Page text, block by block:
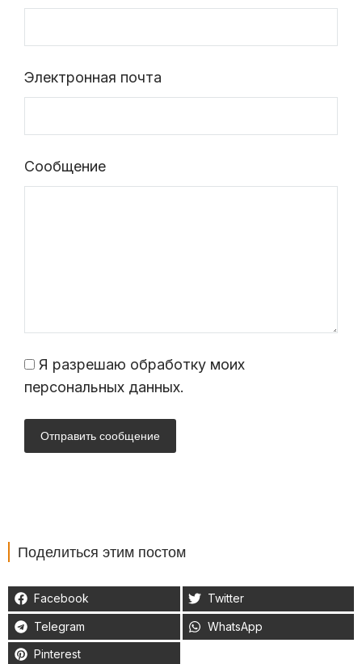
Электронная почта
Сообщение
Я разрешаю обработку моих
персональных данных.
Отправить сообщение
Поделиться этим постом
Facebook Twitter
Telegram WhatsApp
Pinterest